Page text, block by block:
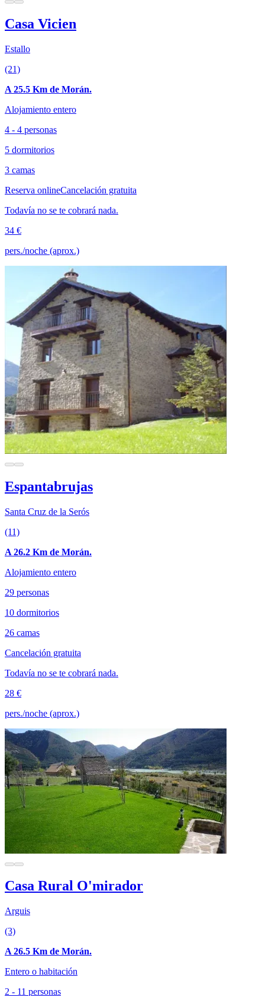
Casa Vicien
Estallo
(21)
A 25.5 Km de Morán.
Alojamiento entero
4 - 4 personas
5 dormitorios
3 camas
Reserva onlineCancelación gratuita
Todavía no se te cobrará nada.
34 €
pers./noche (aprox.)
Espantabrujas
Santa Cruz de la Serós
(11)
A 26.2 Km de Morán.
Alojamiento entero
29 personas
10 dormitorios
26 camas
Cancelación gratuita
Todavía no se te cobrará nada.
28 €
pers./noche (aprox.)
Casa Rural O'mirador
Arguis
(3)
A 26.5 Km de Morán.
Entero o habitación
2 - 11 personas